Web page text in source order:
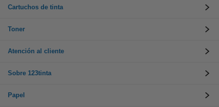
Cartuchos de tinta
Toner
Atención al cliente
Sobre 123tinta
Papel